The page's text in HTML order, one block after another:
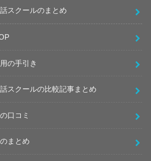
スクールのまとめ
の手引き
話スクールの比較記事まとめ
口コミ
まとめ